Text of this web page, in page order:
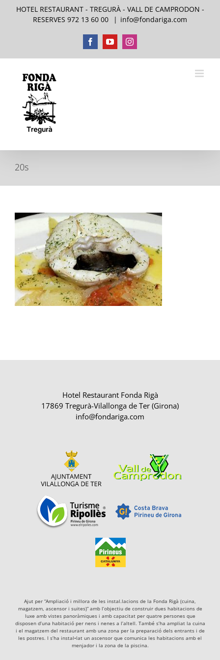
HOTEL RESTAURANT - TREGURÀ - VALL DE CAMPRODON -
RESERVES 972 13 60 00
| info@fondariga.com
FacebookYouTubeInstagram
20s
Hotel Restaurant Fonda Rigà
17869 Tregurà-Vilallonga de Ter (Girona)
info@fondariga.com
Ajut per “Ampliació i millora de les instal.lacions de la Fonda Rigà (cuina,
magatzem, ascensor i suites)” amb l’objectiu de construir dues habitacions de
luxe amb vistes panoràmiques i amb capacitat per quatre persones que
disposen d’una habitació per nens i nenes a l’altell. També s’ha ampliat la cuina
i el magatzem del restaurant amb una zona per la preparació dels entrants i de
les postres. I s’ha instal•lat un ascensor que comunica les habitacions amb el
menjador i la zona de la piscina.